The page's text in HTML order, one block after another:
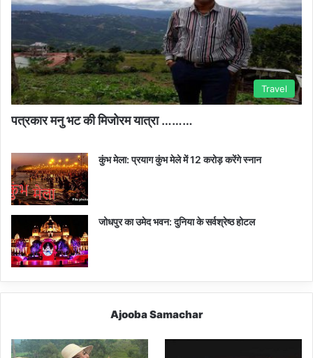
Travel
पत्रकार मनु भट की मिजोरम यात्रा ………
कुंभ मेला: प्रयाग कुंभ मेले में 12 करोड़ करेंगे स्नान
जोधपुर का उमेद भवन: दुनिया के सर्वश्रेष्ठ होटल
Ajooba Samachar